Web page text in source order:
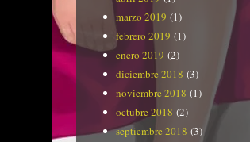
marzo 2019 (1)
febrero 2019 (1)
enero 2019 (2)
diciembre 2018 (3)
noviembre 2018 (1)
octubre 2018 (2)
septiembre 2018 (3)